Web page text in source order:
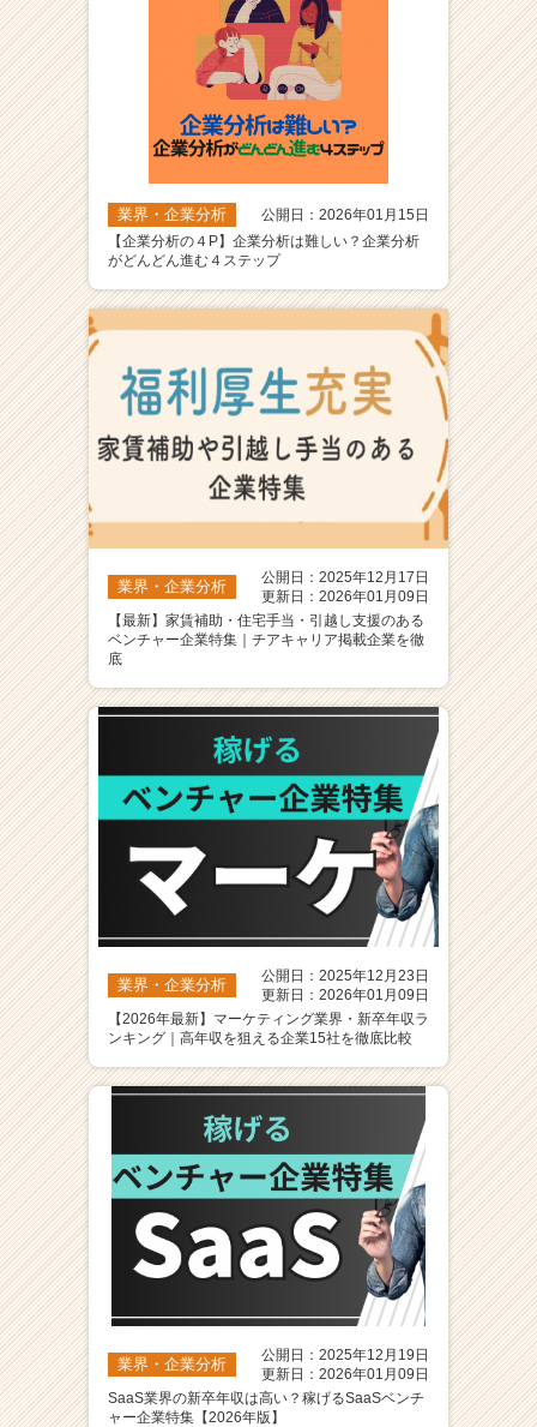
業界・企業分析
公開日：2026年01月15日
【企業分析の４P】企業分析は難しい？企業分析
がどんどん進む４ステップ
業界・企業分析
公開日：2025年12月17日
更新日：2026年01月09日
【最新】家賃補助・住宅手当・引越し支援のある
ベンチャー企業特集｜チアキャリア掲載企業を徹
底
業界・企業分析
公開日：2025年12月23日
更新日：2026年01月09日
【2026年最新】マーケティング業界・新卒年収ラ
ンキング｜高年収を狙える企業15社を徹底比較
業界・企業分析
公開日：2025年12月19日
更新日：2026年01月09日
SaaS業界の新卒年収は高い？稼げるSaaSベンチ
ャー企業特集【2026年版】